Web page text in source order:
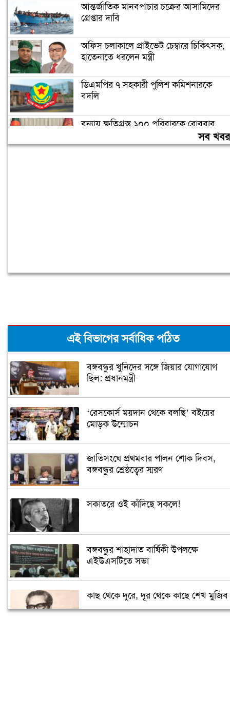
আন্তর্জাতিক মানবপাচার চক্রের আসামিদের
গ্রেপ্তার দাবি
অফিস চলাকালে প্রাইভেট চেম্বারে চিকিৎসক,
হাতেনাতে ধরলেন মন্ত্রী
ডিএমপির ৭ সহকারী পুলিশ কমিশনারকে
বদলি
বন্যায় ক্ষতিগ্রস্ত ১০০ পরিবারকে রোববার
সব
এই বিভাগের সর্বাধিক পঠিত
বঙ্গবন্ধুর খুনিদের সঙ্গে জিয়ার যোগাযোগ
ছিল: প্রধানমন্ত্রী
‘রেসকোর্স ময়দান থেকে বলছি’ বইয়ের
মোড়ক উন্মোচন
জাতিসংঘে প্রথমবার পালন শোক দিবস,
বঙ্গবন্ধুর শ্রেষ্ঠত্বের স্মরণ
সকাতরে ওই কাঁদিছে সকলে!
বঙ্গবন্ধুর শাহাদাত বার্ষিকী উপলক্ষে
এইউএসটিতে সভা
কাছ থেকে দুরে, দূর থেকে কাছে শেখ মুজিব